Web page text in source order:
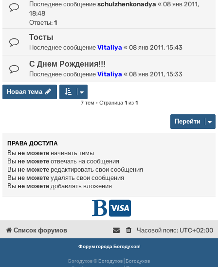
Последнее сообщение schulzhenkonadya « 08 янв 2011,
18:48
Ответы: 1
Тосты
Последнее сообщение Vitaliya « 08 янв 2011, 15:43
С Днем Рождения!!!
Последнее сообщение Vitaliya « 08 янв 2011, 15:33
Новая тема
Новая тема
7 тем • Страница 1из 1
Перейти
ПРАВА ДОСТУПА
Вы не можете начинать темы
Вы не можете отвечать на сообщения
Вы не можете редактировать свои сообщения
Вы не можете удалять свои сообщения
Вы не можете добавлять вложения
Г
в
D
o
n
Список форумов Часовой пояс: UTC+02:00
Форум города Богодухов!
Богодухов © Богодухов Богодухов